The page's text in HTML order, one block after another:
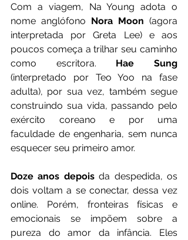
Com a viagem, Na Young adota o
nome anglófono Nora Moon (agora
interpretada por Greta Lee) e aos
poucos começa a trilhar seu caminho
como escritora. Hae Sung
(interpretado por Teo Yoo na fase
adulta), por sua vez, também segue
construindo sua vida, passando pelo
exército coreano e por uma
faculdade de engenharia, sem nunca
esquecer seu primeiro amor.
Doze anos depois da despedida, os
dois voltam a se conectar, dessa vez
online. Porém, fronteiras físicas e
emocionais se impõem sobre a
pureza do amor da infância. Eles